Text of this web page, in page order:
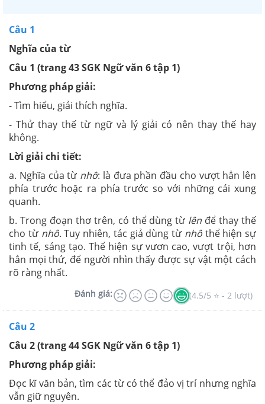
Câu 1
Nghĩa của từ
Câu 1 (trang 43 SGK Ngữ văn 6 tập 1)
Phương pháp giải:
- Tìm hiểu, giải thích nghĩa.
- Thử thay thế từ ngữ và lý giải có nên thay thế hay
không.
Lời giải chi tiết:
a. Nghĩa của từ nhô: là đưa phần đầu cho vượt hẳn lên
phía trước hoặc ra phía trước so với những cái xung
quanh.
b. Trong đoạn thơ trên, có thể dùng từ lên để thay thế
cho từ nhô. Tuy nhiên, tác giả dùng từ nhôthể hiện sự
tinh tế, sáng tạo. Thể hiện sự vươn cao, vượt trội, hơn
hẳn mọi thứ, để người nhìn thấy được sự vật một cách
rõ ràng nhất.
Đánh giá: (4.5/5 ⭐ - 2 lượt)
Câu 2
Câu 2 (trang 44 SGK Ngữ văn 6 tập 1)
Phương pháp giải:
Đọc kĩ văn bản, tìm các từ có thể đảo vị trí nhưng nghĩa
vẫn giữ nguyên.